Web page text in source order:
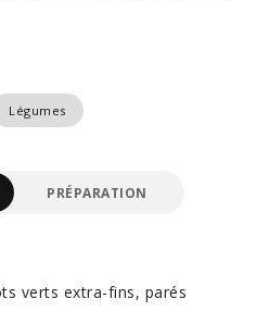
Légumes
PRÉPARATION
verts extra-fins, parés